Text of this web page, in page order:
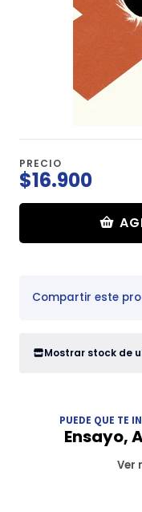
PRECIO
$16.900
Compartir este
Mostrar stock de
PUEDE QUE TE
Ensayo,
Ver